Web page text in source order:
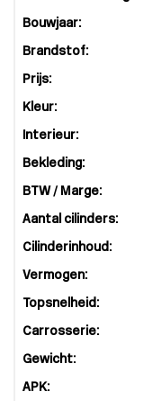
Bouwjaar:
Brandstof:
Prijs:
Kleur:
Interieur:
Bekleding:
BTW / Marge:
Aantal cilinders:
Cilinderinhoud:
Vermogen:
Topsnelheid:
Carrosserie:
Gewicht:
APK: